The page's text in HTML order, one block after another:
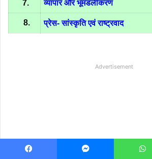
7. व्यापार और भूमंडलीकरण
8. प्रेस- सांस्कृति एवं राष्ट्रवाद
Advertisement